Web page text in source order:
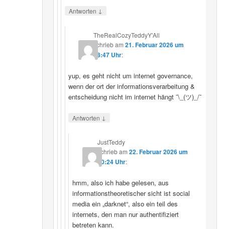
Antworten ↓
TheRealCozyTeddyY'All
schriebam21. Februar 2026 um
18:47 Uhr:
yup, es geht nicht um internet governance,
wenn der ort der informationsverarbeitung &
entscheidung nicht im internet hängt ¯\_(ツ)_/¯
Antworten ↓
JustTeddy
schriebam 22. Februar 2026 um
20:24 Uhr:
hmm, also ich habe gelesen, aus
informationstheoretischer sicht ist social
media ein „darknet“, also ein teil des
internets, den man nur authentifiziert
betreten kann.